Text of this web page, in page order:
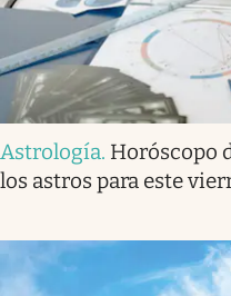
Astrología. Horóscopo
los astros para este